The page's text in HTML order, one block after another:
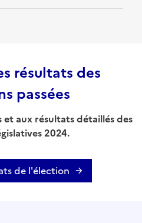
résultats des
passées
aux résultats détaillés des
2024.
de l'élection